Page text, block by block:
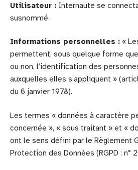
Utilisateur : Internaute se
susnommé.
Informations personnelles : «
permettent, sous quelque forme
ou non, l’identification des
auxquelles elles s’appliquent »
du 6 janvier 1978).
Les termes « données à caractère
concernée », « sous traitant » et «
ont le sens défini par le Règlement
Protection des Données (RGPD : n°